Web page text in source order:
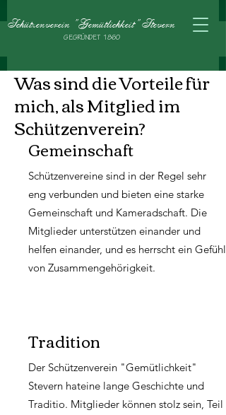
Schützenverein "Gemütlichkeit" Stevern
GEGRÜNDET 1860
Was sind die Vorteile für
mich, als Mitglied im
Schützenverein?
Gemeinschaft
Schützenvereine sind in der Regel sehr
eng verbunden und bieten eine starke
Gemeinschaft und Kameradschaft. Die
Mitglieder unterstützen einander und
helfen einander, und es herrscht ein Gefühl
von Zusammengehörigkeit.
Tradition
Der Schützenverein "Gemütlichkeit"
Stevern hateine lange Geschichte und
Traditio. Mitglieder können stolz sein, Teil